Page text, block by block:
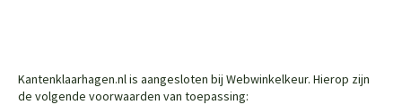
Kantenklaarhagen.nl is aangesloten bij Webwinkelkeur. Hierop zijn
de volgende voorwaarden van toepassing: